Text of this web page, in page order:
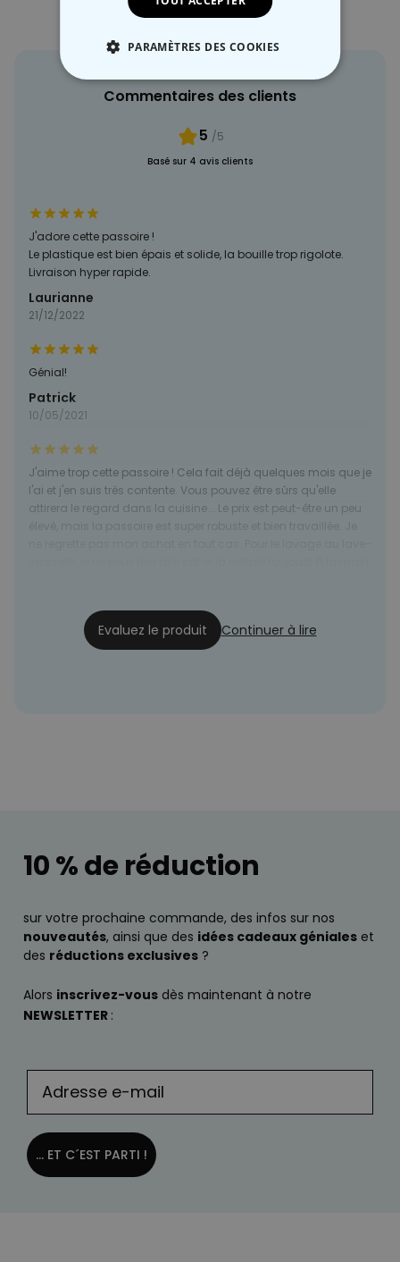
Commentaires des clients
5 /5
Basé sur 4 avis clients
J'adore cette passoire !
Le plastique est bien épais et solide, la bouille trop rigolote.
Livraison hyper rapide.
Laurianne
21/12/2022
Génial!
Patrick
10/05/2021
J'aime trop cette passoire ! Cela fait déjà quelques mois que je
l'ai et j'en suis très contente. Vous pouvez être sûrs qu'elle
attirera le regard dans la cuisine... Le prix est peut-être un peu
Evaluez le produit Continuer à lire
10 % de réduction
sur votre prochaine commande, des infos sur nos
nouveautés, ainsi que des idées cadeaux géniales et
des réductions exclusives ?
Alors inscrivez-vous dès maintenant à notre
NEWSLETTER :
... ET C´EST PARTI !
PARAMÈTRES DES COOKIES
STRICTEMENT NÉCESSAIRE
PERFORMANCE